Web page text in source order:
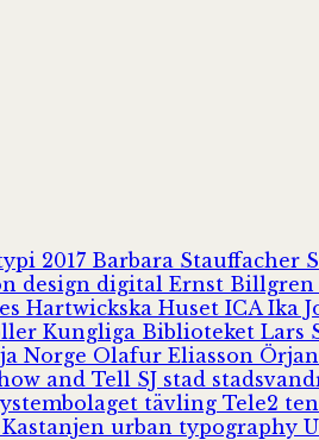
2017 Barbara Stauffacher
design digital Ernst Billgren
Hartwickska Huset ICA Ika
Kungliga Biblioteket Lars
Norge Olafur Eliasson
and Tell SJ stad
tävling Tele2
urban typography